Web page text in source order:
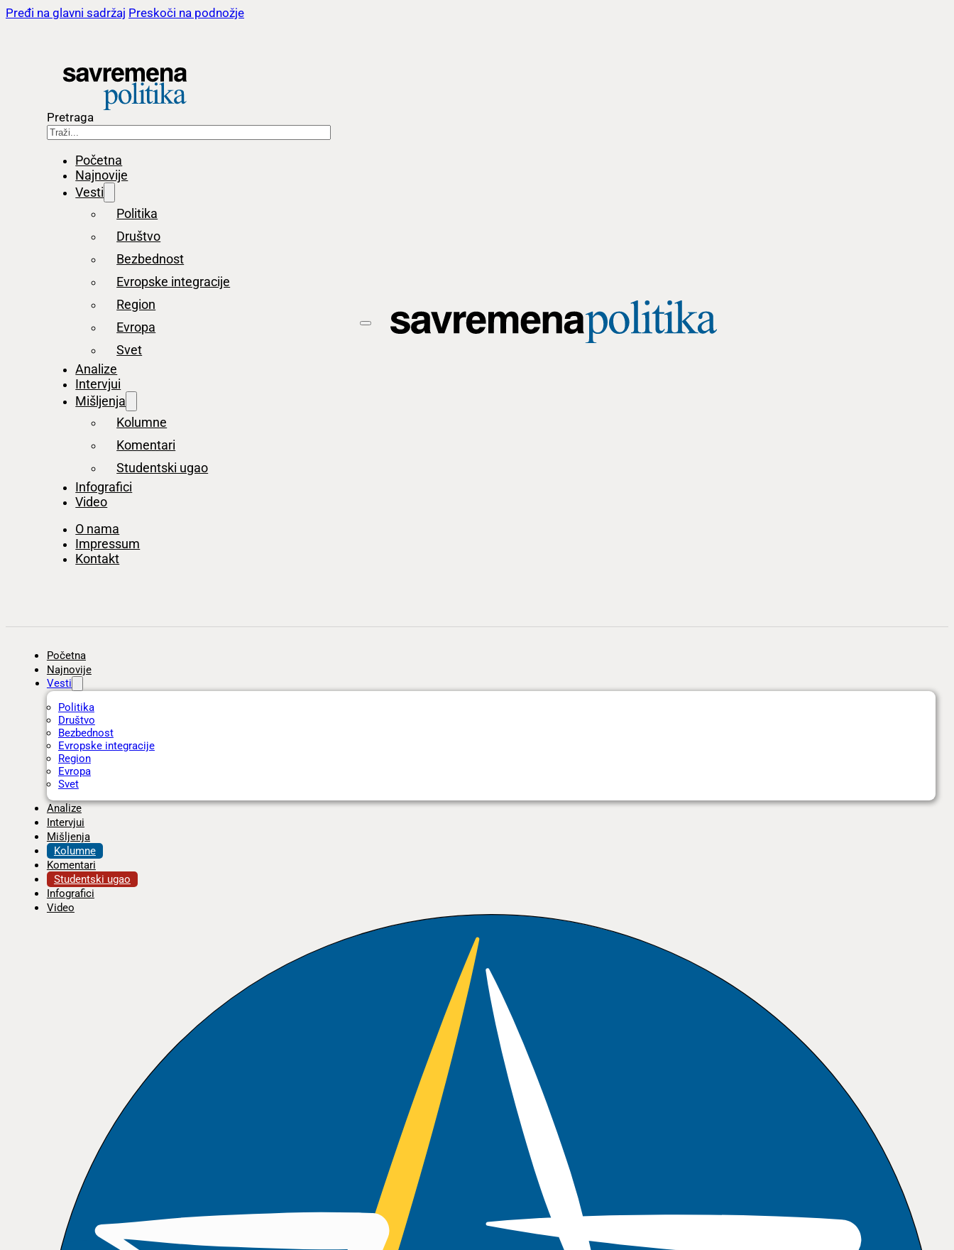
Pređi na glavni sadržaj Preskoči na podnožje
Pretraga
Početna
Najnovije
Vesti
Politika
Društvo
Bezbednost
Evropske integracije
Region
Evropa
Svet
Analize
Intervjui
Mišljenja
Kolumne
Komentari
Studentski ugao
Infografici
Video
O nama
Impressum
Kontakt
Početna
Najnovije
Vesti
Politika
Društvo
Bezbednost
Evropske integracije
Region
Evropa
Svet
Analize
Intervjui
Mišljenja
Kolumne
Komentari
Studentski ugao
Infografici
Video